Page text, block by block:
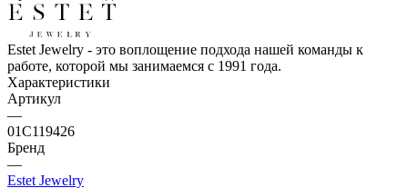
Estet Jewelry - это воплощение подхода нашей команды к
работе, которой мы занимаемся с 1991 года.
Характеристики
Артикул
—
01С119426
Бренд
—
Estet Jewelry